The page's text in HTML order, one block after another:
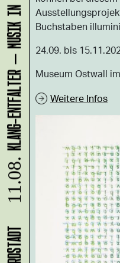
Buchstaben
24.09. bis
Museum Ostwall
Weitere Infos
11.08.